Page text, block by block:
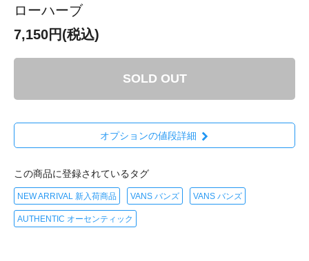
ローハーブ
7,150円(税込)
SOLD OUT
オプションの値段詳細
この商品に登録されているタグ
NEW ARRIVAL 新入荷商品 VANS バンズ VANS バンズ
AUTHENTIC オーセンティック